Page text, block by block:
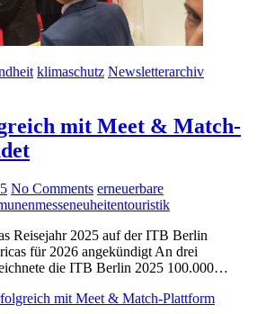
klimaschutz Newsletterarchiv
mit Meet & Match-
No Comments erneuerbare
messeneuheitentouristik
Reisejahr 2025 auf der ITB Berlin
für 2026 angekündigt An drei
die ITB Berlin 2025 100.000…
mit Meet & Match-Plattform